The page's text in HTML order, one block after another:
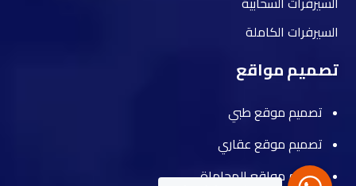
السيرفرات الكاملة
تصميم مواقع
تصميم موقع طبي
تصميم موقع عقاري
تصميم مواقع المحاماة